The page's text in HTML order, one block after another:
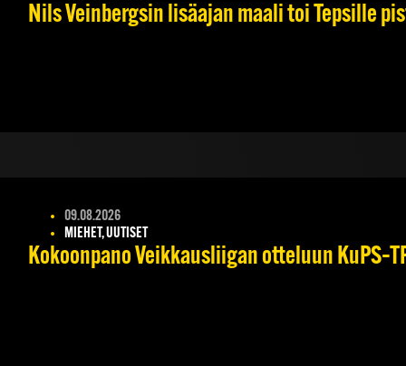
Nils Veinbergsin lisäajan maali toi Tepsille
09.08.2026
MIEHET, UUTISET
Kokoonpano Veikkausliigan otteluun